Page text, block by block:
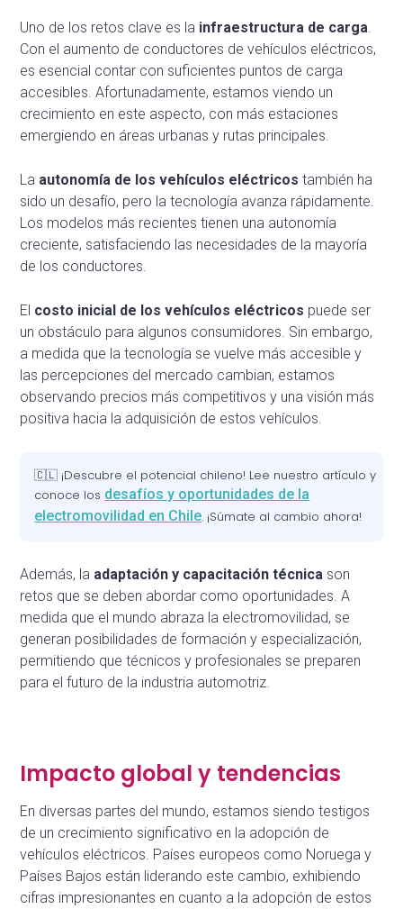
Uno de los retos clave es la infraestructura de carga.
Con el aumento de conductores de vehículos eléctricos,
es esencial contar con suficientes puntos de carga
accesibles. Afortunadamente, estamos viendo un
crecimiento en este aspecto, con más estaciones
emergiendo en áreas urbanas y rutas principales.
La autonomía de los vehículos eléctricos también ha
sido un desafío, pero la tecnología avanza rápidamente.
Los modelos más recientes tienen una autonomía
creciente, satisfaciendo las necesidades de la mayoría
de los conductores.
El costo inicial de los vehículos eléctricos puede ser
un obstáculo para algunos consumidores. Sin embargo,
a medida que la tecnología se vuelve más accesible y
las percepciones del mercado cambian, estamos
observando precios más competitivos y una visión más
positiva hacia la adquisición de estos vehículos.
🇨🇱 ¡Descubre el potencial chileno! Lee nuestro artículo y
conoce los desafíos y oportunidades de la
electromovilidad en Chile. ¡Súmate al cambio ahora!
Además, la adaptación y capacitación técnica son
retos que se deben abordar como oportunidades. A
medida que el mundo abraza la electromovilidad, se
generan posibilidades de formación y especialización,
permitiendo que técnicos y profesionales se preparen
para el futuro de la industria automotriz.
Impacto global y tendencias
En diversas partes del mundo, estamos siendo testigos
de un crecimiento significativo en la adopción de
vehículos eléctricos. Países europeos como Noruega y
Países Bajos están liderando este cambio, exhibiendo
cifras impresionantes en cuanto a la adopción de estos